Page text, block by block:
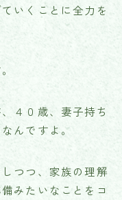
いくことに全力を
４０歳、妻子持ち
んですよ。
つつ、家族の理解
みたいなことをコ